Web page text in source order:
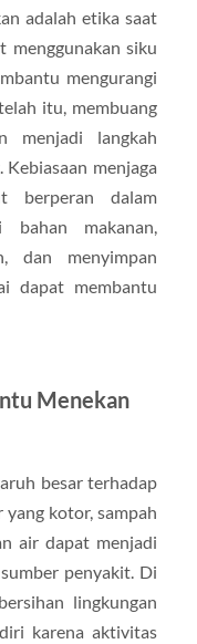
adalah etika saat
siku
mengurangi
itu, membuang
menjadi langkah
menjaga
berperan dalam
bahan makanan,
dan menyimpan
dapat membantu
Menekan
besar terhadap
yang kotor, sampah
air dapat menjadi
penyakit. Di
lingkungan
karena aktivitas